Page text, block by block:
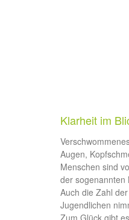
Klarheit im
Augen,
Menschen sind
der sogenannten
Auch die Zahl
Jugendlichen